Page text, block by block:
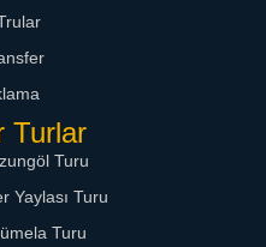
Turlar
Turu
Yaylası Turu
Turu